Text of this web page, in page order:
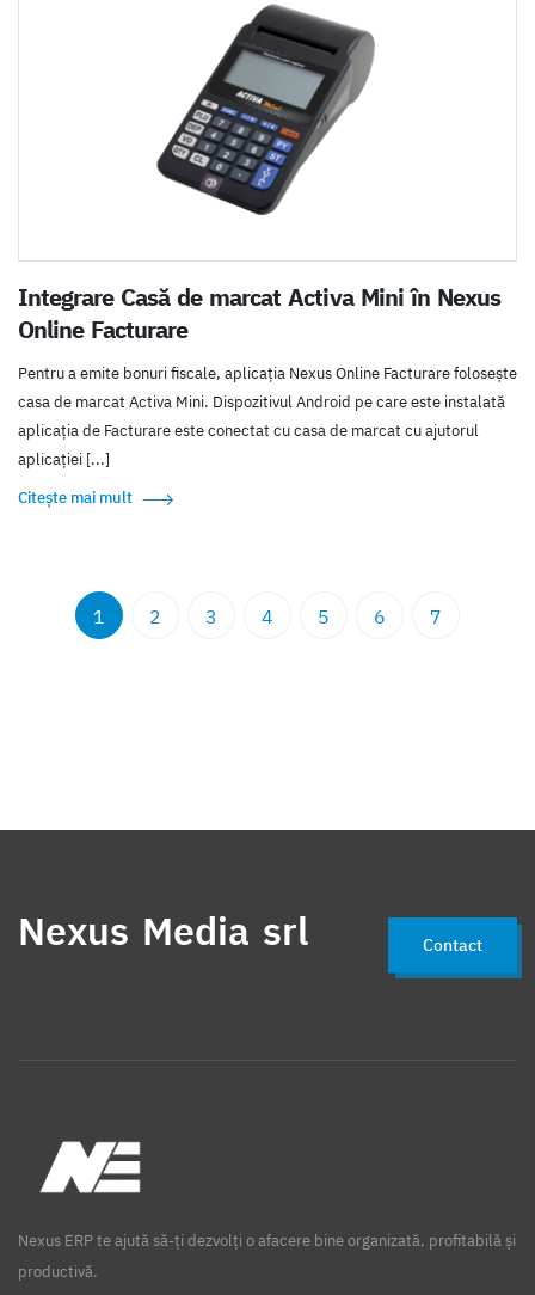
Integrare Casă de marcat Activa Mini în Nexus
Online Facturare
Pentru a emite bonuri fiscale, aplicația Nexus Online Facturare folosește
casa de marcat Activa Mini. Dispozitivul Android pe care este instalată
aplicația de Facturare este conectat cu casa de marcat cu ajutorul
aplicației [...]
Citește mai mult
1 2 3 4 5 6 7
Nexus Media srl Contact
Nexus ERP te ajută să-ți dezvolți o afacere bine organizată, profitabilă și
productivă.